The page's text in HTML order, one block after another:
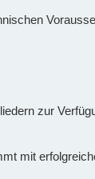
zur
mit